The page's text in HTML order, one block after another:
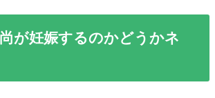
尚が妊娠するのかどうかネ